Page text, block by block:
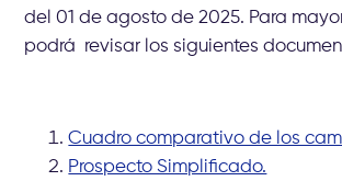
del 01 de agosto de 2025. Para
podrá revisar los siguientes
Cuadro comparativo de los
Prospecto Simplificado.